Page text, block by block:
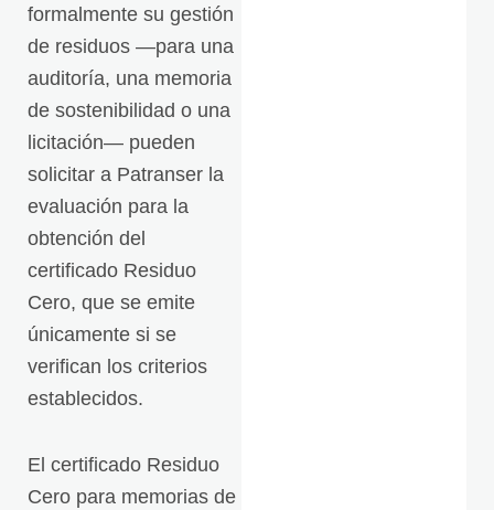
formalmente su gestión
de residuos —para una
auditoría, una memoria
de sostenibilidad o una
licitación— pueden
solicitar a Patranser la
evaluación para la
obtención del
certificado Residuo
Cero, que se emite
únicamente si se
verifican los criterios
establecidos.
El certificado Residuo
Cero para memorias de